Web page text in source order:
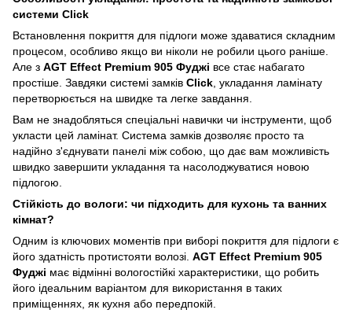
системи Click
Встановлення покриття для підлоги може здаватися складним
процесом, особливо якщо ви ніколи не робили цього раніше.
Але з AGT Effect Premium 905 Фуджі все стає набагато
простіше. Завдяки системі замків Click, укладання ламінату
перетворюється на швидке та легке завдання.
Вам не знадобляться спеціальні навички чи інструменти, щоб
укласти цей ламінат. Система замків дозволяє просто та
надійно з'єднувати панелі між собою, що дає вам можливість
швидко завершити укладання та насолоджуватися новою
підлогою.
Стійкість до вологи: чи підходить для кухонь та ванних
кімнат?
Одним із ключових моментів при виборі покриття для підлоги є
його здатність протистояти волозі. AGT Effect Premium 905
Фуджі має відмінні вологостійкі характеристики, що робить
його ідеальним варіантом для використання в таких
приміщеннях, як кухня або передпокій.